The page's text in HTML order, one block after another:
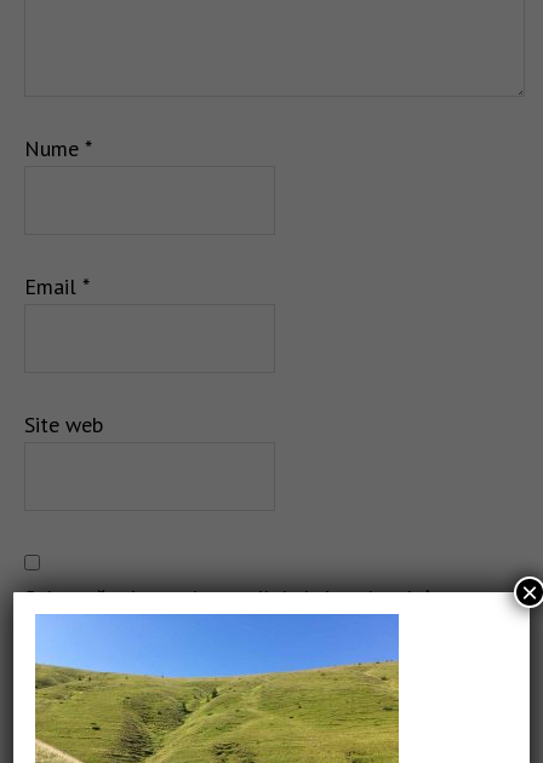
Nume *
Email *
Site web
Salvează-mi numele, emailul și site-ul web în acest
×